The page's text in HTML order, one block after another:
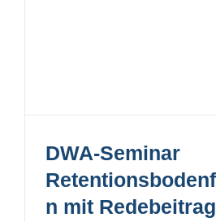
DWA-Seminar
n mit Redebeitrag